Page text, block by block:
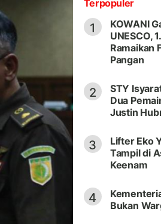
Terpopuler
1
KOWANI
UNESCO,
Ramaikan
Pangan
2
STY
Dua
Justin
3
Lifter Eko
Tampil di
Keenam
4
Bukan